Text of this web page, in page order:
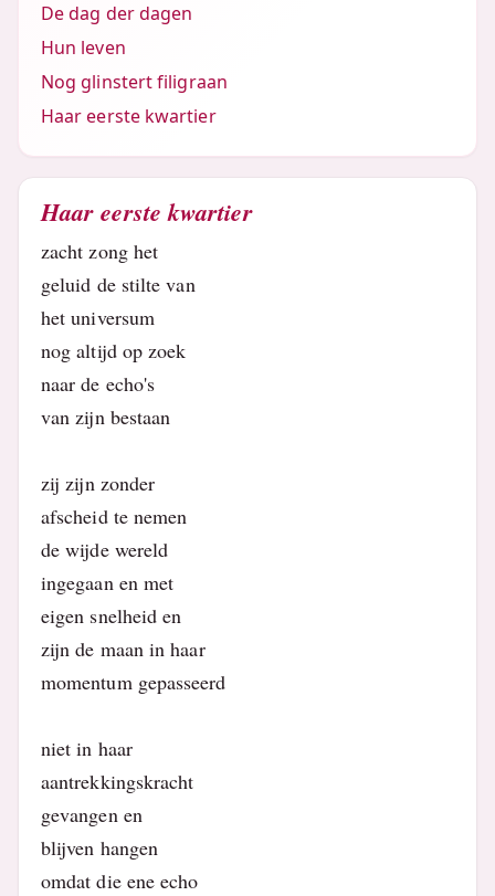
De dag der dagen
Hun leven
Nog glinstert filigraan
Haar eerste kwartier
Haar eerste kwartier
zacht zong het
geluid de stilte van
het universum
nog altijd op zoek
naar de echo's
van zijn bestaan
zij zijn zonder
afscheid te nemen
de wijde wereld
ingegaan en met
eigen snelheid en
zijn de maan in haar
momentum gepasseerd
niet in haar
aantrekkingskracht
gevangen en
blijven hangen
omdat die ene echo